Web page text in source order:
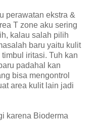
perawatan ekstra &
T zone aku sering
kalau salah pilih
baru yaitu kulit
iritasi. Tuh kan
padahal kan
bisa mengontrol
area kulit lain jadi
karena Bioderma